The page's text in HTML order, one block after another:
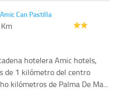
Can Pastilla
hotelera Amic hotels,
de 1 kilómetro del centro
kilómetros de Palma De Ma...